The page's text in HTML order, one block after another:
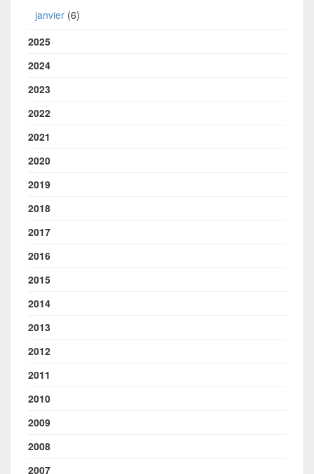
janvier (6)
2025
2024
2023
2022
2021
2020
2019
2018
2017
2016
2015
2014
2013
2012
2011
2010
2009
2008
2007